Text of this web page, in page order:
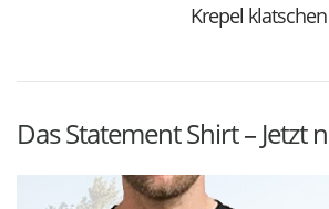
Krepel
Das Statement Shirt – Jetzt